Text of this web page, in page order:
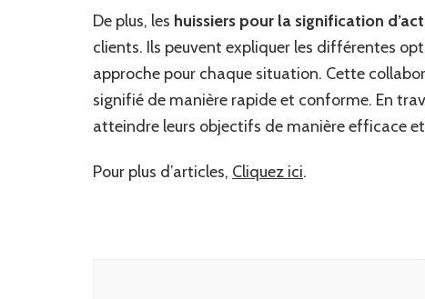
De plus, les huissiers pour la signification
clients. Ils peuvent expliquer les différentes
approche pour chaque situation. Cette
signifié de manière rapide et conforme. En
atteindre leurs objectifs de manière efficace
Pour plus d’articles, Cliquez ici.